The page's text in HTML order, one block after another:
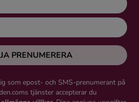
PRENUMERERA
som epost- och SMS-prenumerant på
tjänster accepterar du